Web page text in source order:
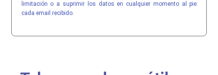
limitación o a suprimir los datos en cualquier momento al pie
cada email recibido.